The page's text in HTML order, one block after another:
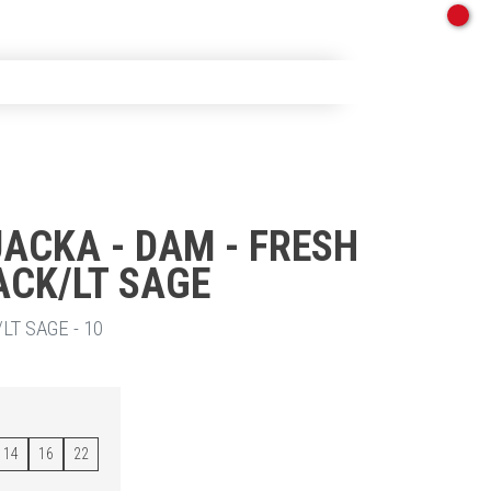
- DAM - FRESH
LT SAGE
SAGE - 10
14 16 22